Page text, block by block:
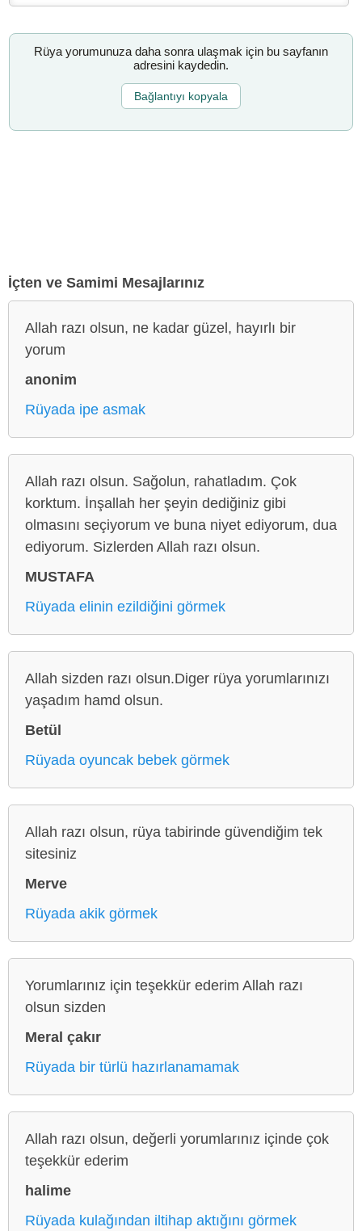
Rüya yorumunuza daha sonra ulaşmak için bu sayfanın
adresini kaydedin.
Bağlantıyı kopyala
İçten ve Samimi Mesajlarınız
Allah razı olsun, ne kadar güzel, hayırlı bir
yorum
anonim
Rüyada ipe asmak
Allah razı olsun. Sağolun, rahatladım. Çok
korktum. İnşallah her şeyin dediğiniz gibi
olmasını seçiyorum ve buna niyet ediyorum, dua
ediyorum. Sizlerden Allah razı olsun.
MUSTAFA
Rüyada elinin ezildiğini görmek
Allah sizden razı olsun.Diger rüya yorumlarınızı
yaşadım hamd olsun.
Betül
Rüyada oyuncak bebek görmek
Allah razı olsun, rüya tabirinde güvendiğim tek
sitesiniz
Merve
Rüyada akik görmek
Yorumlarınız için teşekkür ederim Allah razı
olsun sizden
Meral çakır
Rüyada bir türlü hazırlanamamak
Allah razı olsun, değerli yorumlarınız içinde çok
teşekkür ederim
halime
Rüyada kulağından iltihap aktığını görmek